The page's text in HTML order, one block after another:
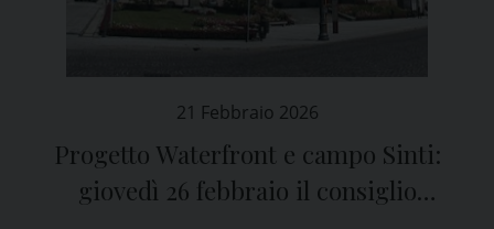
21 Febbraio 2026
Progetto Waterfront e campo Sinti:
giovedì 26 febbraio il consiglio